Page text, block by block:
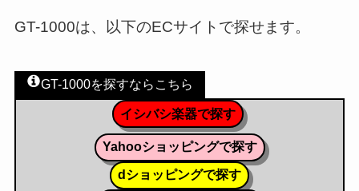
GT-1000は、以下のECサイトで探せます。
GT-1000を探すならこちら
イシバシ楽器で探す
Yahooショッピングで探す
dショッピングで探す